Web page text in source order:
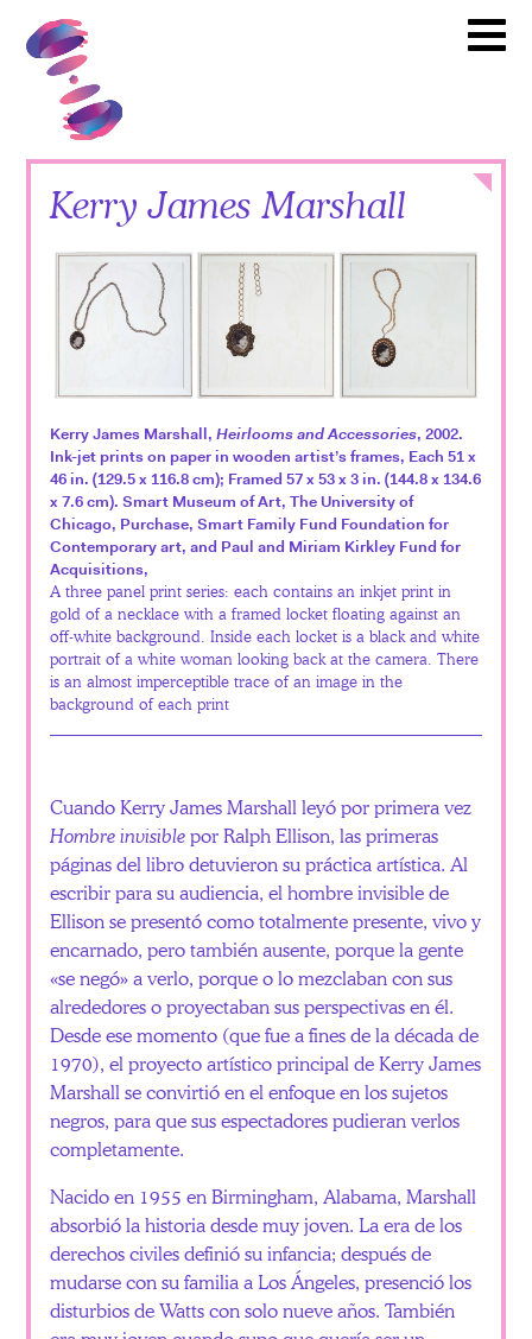
Toward Common Cause
Artistas
Socios
Calendario
Noticias
Itinerario
Videoteca
Recursos
Educativos
Como
Involucrarse
English
Español
Kerry James Marshall
Kerry James Marshall,Heirlooms and Accessories, 2002.
Ink-jet prints on paper in wooden artist’s frames, Each 51 x
46 in. (129.5 x 116.8 cm); Framed 57 x 53 x 3 in. (144.8 x 134.6
x 7.6 cm). Smart Museum of Art, The University of
Chicago, Purchase, Smart Family Fund Foundation for
Contemporary art, and Paul and Miriam Kirkley Fund for
Acquisitions,
A three panel print series: each contains an inkjet print in
gold of a necklace with a framed locket floating against an
off-white background. Inside each locket is a black and white
portrait of a white woman looking back at the camera. There
is an almost imperceptible trace of an image in the
background of each print
Cuando Kerry James Marshall leyó por primera vez
Hombre invisiblepor Ralph Ellison, las primeras
páginas del libro detuvieron su práctica artística. Al
escribir para su audiencia, el hombre invisible de
Ellison se presentó como totalmente presente, vivo y
encarnado, pero también ausente, porque la gente
«se negó» a verlo, porque o lo mezclaban con sus
alrededores o proyectaban sus perspectivas en él.
Desde ese momento (que fue a fines de la década de
1970), el proyecto artístico principal de Kerry James
Marshall se convirtió en el enfoque en los sujetos
negros, para que sus espectadores pudieran verlos
completamente.
Nacido en 1955 en Birmingham, Alabama, Marshall
absorbió la historia desde muy joven. La era de los
derechos civiles definió su infancia; después de
mudarse con su familia a Los Ángeles, presenció los
disturbios de Watts con solo nueve años. También
Close